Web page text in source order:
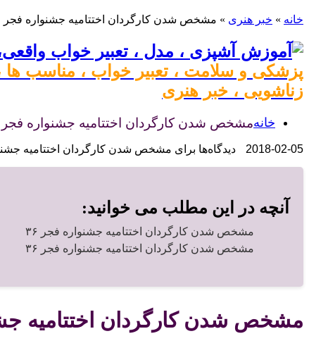
پزشکی و سلامت ، تعبیر خواب ، مناسب ها
زناشویی ، خبر هنری
خانه
خانه » خبر هنری » مشخص شدن کارگردان اختتامیه جشنواره فجر ۳۶
مشخص شدن کارگردان اختتامیه جشنواره فجر ۳۶
2018-02-05 دیدگاه‌ها برای مشخص شدن کارگردان اختتامیه
آنچه در این مطلب می خوانید:
مشخص شدن کارگردان اختتامیه جشنواره فجر ۳۶
مشخص شدن کارگردان اختتامیه جشنواره فجر ۳۶
مشخص شدن کارگردان اختتامیه